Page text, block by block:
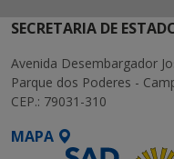
SECRETARIA DE
Avenida Desembargador
Parque dos Poderes -
CEP.: 79031-310
MAPA